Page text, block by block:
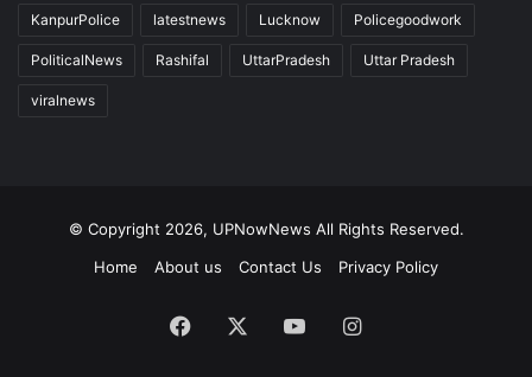
KanpurPolice latestnews Lucknow Policegoodwork
PoliticalNews Rashifal UttarPradesh Uttar Pradesh
viralnews
© Copyright 2026, UPNowNews All Rights Reserved.
Home
About us Contact Us Privacy Policy
Facebook YouTubeInstagram